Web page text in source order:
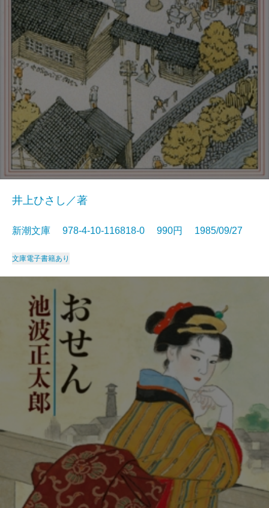
井上ひさし／著
新潮文庫 978-4-10-116818-0 990円 1985/09/27
文庫電子書籍あり